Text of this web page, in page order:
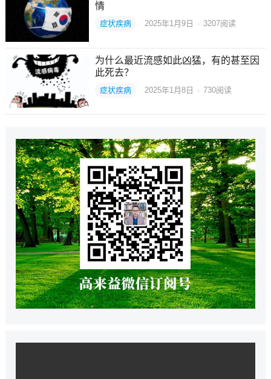
情
症状疾病 2025年1月9日 · 3207阅读
为什么最近流感如此凶猛，有的甚至因
此死去？
症状疾病 2025年1月8日 · 730阅读